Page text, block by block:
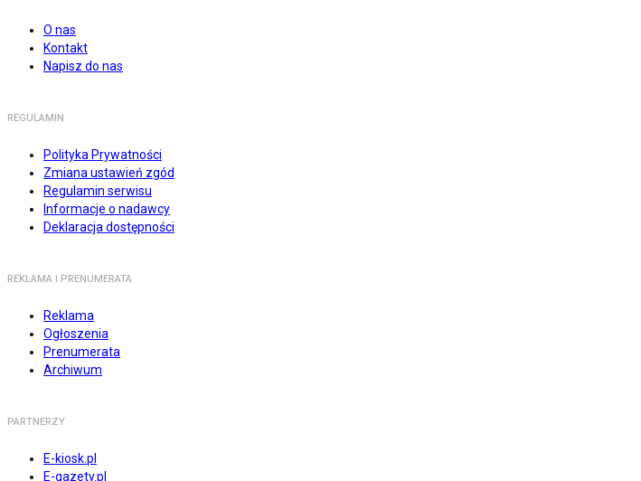
O nas
Kontakt
Napisz do nas
REGULAMIN
Polityka Prywatności
Zmiana ustawień zgód
Regulamin serwisu
Informacje o nadawcy
Deklaracja dostępności
REKLAMA I PRENUMERATA
Reklama
Ogłoszenia
Prenumerata
Archiwum
PARTNERZY
E-kiosk.pl
E-gazety.pl